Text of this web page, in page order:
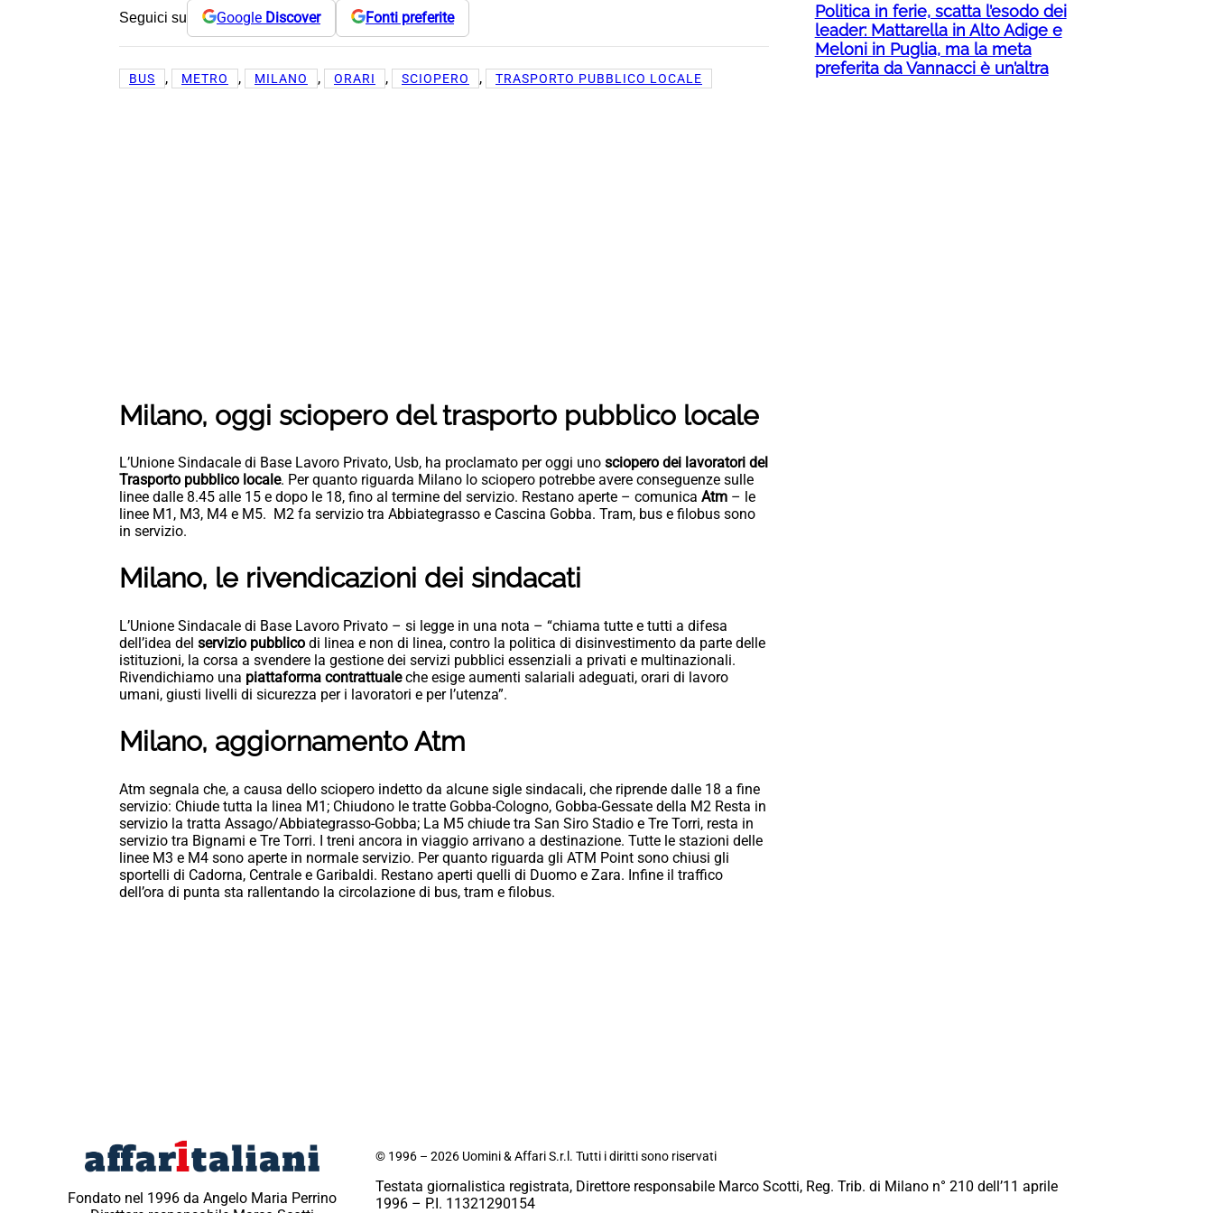
Seguici su Google Discover Fonti preferite
BUS , METRO , MILANO , ORARI , SCIOPERO , TRASPORTO PUBBLICO LOCALE
Milano, oggi sciopero del trasporto pubblico locale
L’Unione Sindacale di Base Lavoro Privato, Usb, ha proclamato per oggi uno sciopero dei lavoratori del
Trasporto pubblico locale. Per quanto riguarda Milano lo sciopero potrebbe avere conseguenze sulle
linee dalle 8.45 alle 15 e dopo le 18, fino al termine del servizio. Restano aperte – comunica Atm – le
linee M1, M3, M4 e M5. M2 fa servizio tra Abbiategrasso e Cascina Gobba. Tram, bus e filobus sono
in servizio.
Milano, le rivendicazioni dei sindacati
L’Unione Sindacale di Base Lavoro Privato – si legge in una nota – “chiama tutte e tutti a difesa
dell’idea del servizio pubblico di linea e non di linea, contro la politica di disinvestimento da parte delle
istituzioni, la corsa a svendere la gestione dei servizi pubblici essenziali a privati e multinazionali.
Rivendichiamo una piattaforma contrattualeche esige aumenti salariali adeguati, orari di lavoro
umani, giusti livelli di sicurezza per i lavoratori e per l’utenza”.
Milano, aggiornamento Atm
Atm segnala che, a causa dello sciopero indetto da alcune sigle sindacali, che riprende dalle 18 a fine
servizio: Chiude tutta la linea M1; Chiudono le tratte Gobba-Cologno, Gobba-Gessate della M2 Resta in
servizio la tratta Assago/Abbiategrasso-Gobba; La M5 chiude tra San Siro Stadio e Tre Torri, resta in
servizio tra Bignami e Tre Torri. I treni ancora in viaggio arrivano a destinazione. Tutte le stazioni delle
linee M3 e M4 sono aperte in normale servizio. Per quanto riguarda gli ATM Point sono chiusi gli
sportelli di Cadorna, Centrale e Garibaldi. Restano aperti quelli di Duomo e Zara. Infine il traffico
dell’ora di punta sta rallentando la circolazione di bus, tram e filobus.
Politica in ferie, scatta l’esodo dei
leader: Mattarella in Alto Adige e
Meloni in Puglia, ma la meta
preferita da Vannacci è un’altra
Fondato nel 1996 da Angelo Maria Perrino
© 1996 – 2026 Uomini & Affari S.r.l. Tutti i diritti sono riservati
Testata giornalistica registrata, Direttore responsabile Marco Scotti, Reg. Trib. di Milano n° 210 dell’11 aprile
1996 – P.I. 11321290154